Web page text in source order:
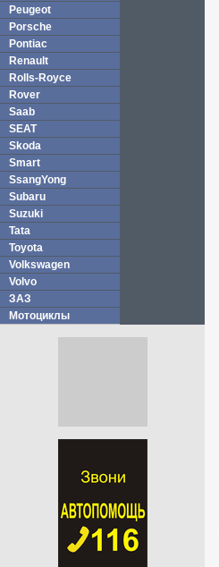
Peugeot
Porsche
Pontiac
Renault
Rolls-Royce
Rover
Saab
SEAT
Skoda
Smart
SsangYong
Subaru
Suzuki
Tata
Toyota
Volkswagen
Volvo
ЗАЗ
Мотоциклы